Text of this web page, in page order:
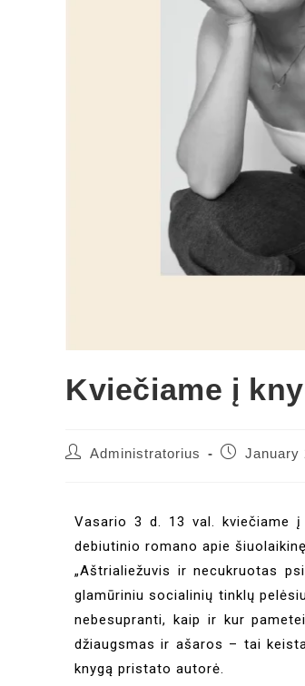
Kviečiame į
Administratorius January
Vasario 3 d. 13 val. kviečiame
debiutinio romano apie
„Aštrialiežuvis ir necukruotas
glamūriniu socialinių tinklų
nebesupranti, kaip ir kur
džiaugsmas ir ašaros – tai
knygą pristato autorė.